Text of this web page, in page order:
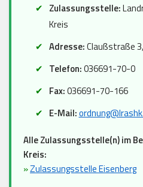
Zulassungsstelle:
Kreis
Adresse:Claußstraße
Telefon:036691-70-0
Fax:036691-70-166
E-Mail:
Alle Zulassungsstelle(n) im
Kreis:
»Zulassungsstelle Eisenberg